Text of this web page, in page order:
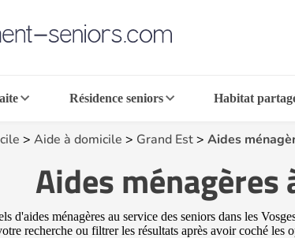
Résidence seniors Habitat
> Aide à domicile > Grand Est> Aides
Aides ménagères
d'aides ménagères au service des seniors dans les
recherche ou filtrer les résultats après avoir coché